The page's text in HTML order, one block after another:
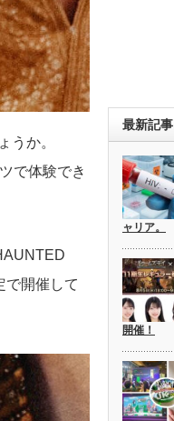
うか。
で体験でき
で開催して
最新記事
ャリア。
開催！